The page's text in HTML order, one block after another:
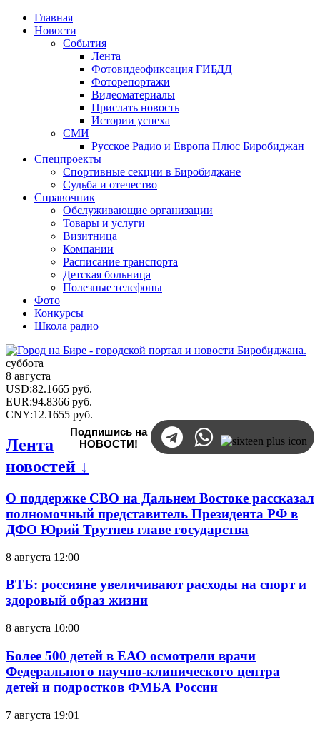
Главная
Новости
События
Лента
Фотовидеофиксация ГИБДД
Фоторепортажи
Видеоматериалы
Прислать новость
Истории успеха
СМИ
Русское Радио и Европа Плюс Биробиджан
Спецпроекты
Спортивные секции в Биробиджане
Судьба и отечество
Справочник
Обслуживающие организации
Товары и услуги
Визитница
Компании
Расписание транспорта
Детская больница
Полезные телефоны
Фото
Конкурсы
Школа радио
суббота
8 августа
USD:82.1665 руб.
EUR:94.8366 руб.
CNY:12.1655 руб.
Подпишись на
НОВОСТИ!
Лента
новостей ↓
О поддержке СВО на Дальнем Востоке рассказал
полномочный представитель Президента РФ в
ДФО Юрий Трутнев главе государства
8 августа 12:00
ВТБ: россияне увеличивают расходы на спорт и
здоровый образ жизни
8 августа 10:00
Более 500 детей в ЕАО осмотрели врачи
Федерального научно-клинического центра
детей и подростков ФМБА России
7 августа 19:01